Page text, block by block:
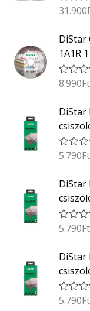
s
:
/
5
É
é
k
e
l
é
s
:
/
5
31.900
DiStar
1A1R
É
é
e
l
s
:
/
5
8.990Ft
DiStar
É
é
e
l
é
s
:
/
5
5.790Ft
DiStar
É
é
e
l
s
5.790Ft
DiStar
É
5.790Ft